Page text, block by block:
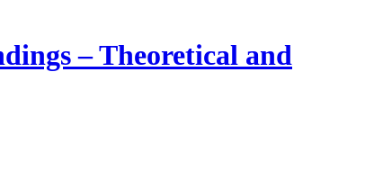
– Theoretical and